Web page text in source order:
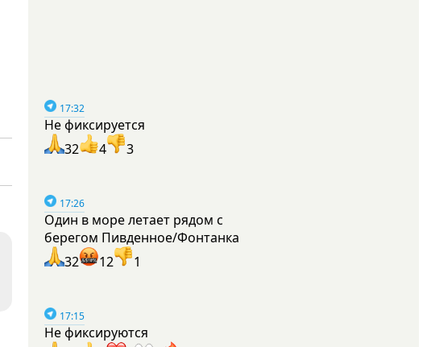
17:32
Не фиксируется
32
4 3
17:26
Один в море летает рядом с
берегом Пивденное/Фонтанка
32
12 1
17:15
Не фиксируются